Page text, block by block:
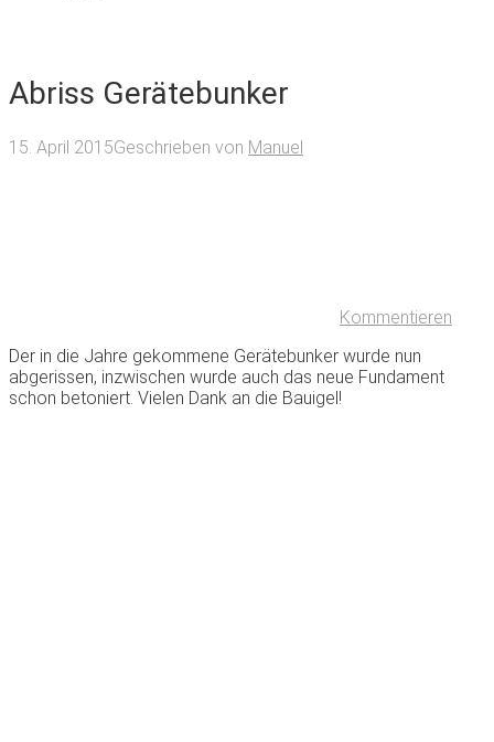
Abriss Gerätebunker
15. April 2015Geschrieben von Manuel
Kommentieren
Der in die Jahre gekommene Gerätebunker wurde nun
abgerissen, inzwischen wurde auch das neue Fundament
schon betoniert. Vielen Dank an die Bauigel!